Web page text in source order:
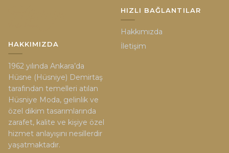
HAKKIMIZDA
1962 yılında Ankara’da
Hüsne (Hüsniye) Demirtaş
tarafından temelleri atılan
Hüsniye Moda, gelinlik ve
özel dikim tasarımlarında
zarafet, kalite ve kişiye özel
hizmet anlayışını nesillerdir
yaşatmaktadır.
HIZLI BAĞLANTILAR
Hakkımızda
İletişim